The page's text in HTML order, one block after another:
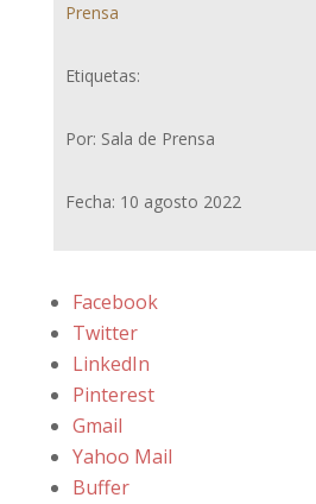
Prensa
Etiquetas:
Por: Sala de Prensa
Fecha: 10 agosto 2022
Facebook
Twitter
LinkedIn
Pinterest
Gmail
Yahoo Mail
Buffer